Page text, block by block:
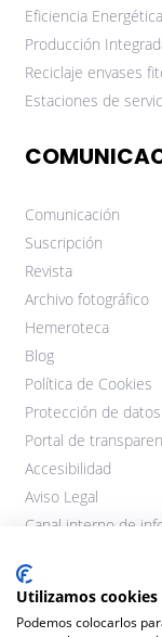
Eficiencia Energética
Producción
Reciclaje envases
Estaciones de
Comunicación
Suscripción
Revista
Archivo fotográfico
Hemeroteca
Blog
Política de Cookies
Protección de datos
Portal de
Accesibilidad
Aviso Legal
Canal interno de
Utilizamos cookies
Podemos colocarlos